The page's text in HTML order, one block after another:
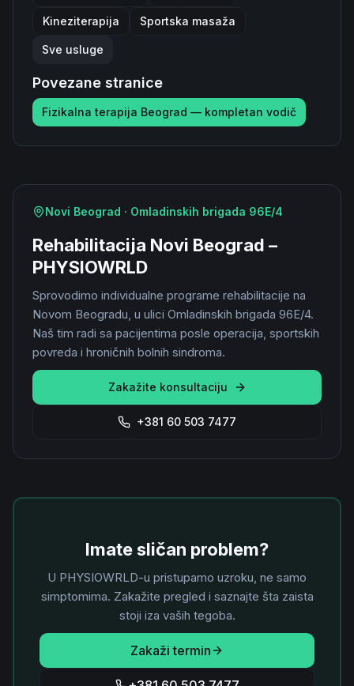
Kineziterapija Sportska masaža
Sve usluge
Povezane stranice
Fizikalna terapija Beograd — kompletan vodič
Novi Beograd · Omladinskih brigada 96E/4
Rehabilitacija Novi Beograd –
PHYSIOWRLD
Sprovodimo individualne programe rehabilitacije na
Novom Beogradu, u ulici Omladinskih brigada 96E/4.
Naš tim radi sa pacijentima posle operacija, sportskih
povreda i hroničnih bolnih sindroma.
Zakažite konsultaciju
+381 60 503 7477
Imate sličan problem?
U PHYSIOWRLD-u pristupamo uzroku, ne samo
simptomima. Zakažite pregled i saznajte šta zaista
stoji iza vaših tegoba.
Zakaži termin